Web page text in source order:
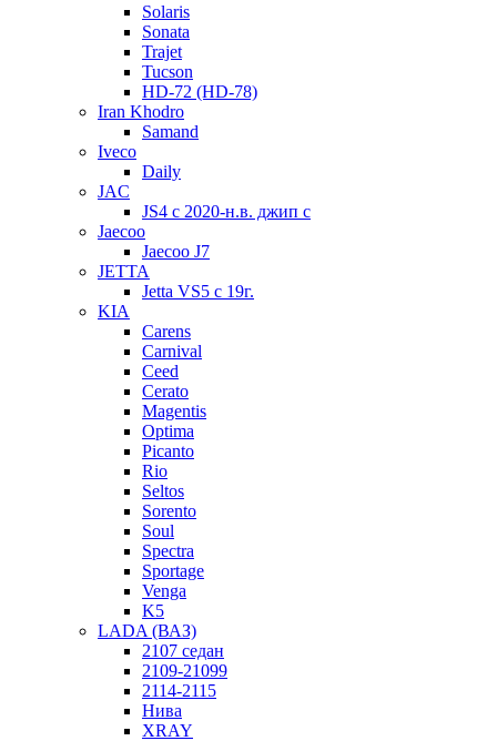
Solaris
Sonata
Trajet
Tucson
HD-72 (HD-78)
Iran Khodro
Samand
Iveco
Daily
JAC
JS4 с 2020-н.в. джип с
Jaecoo
Jaecoo J7
JETTA
Jetta VS5 с 19г.
KIA
Carens
Carnival
Ceed
Cerato
Magentis
Optima
Picanto
Rio
Seltos
Sorento
Soul
Spectra
Sportage
Venga
K5
LADA (ВАЗ)
2107 седан
2109-21099
2114-2115
Нива
XRAY